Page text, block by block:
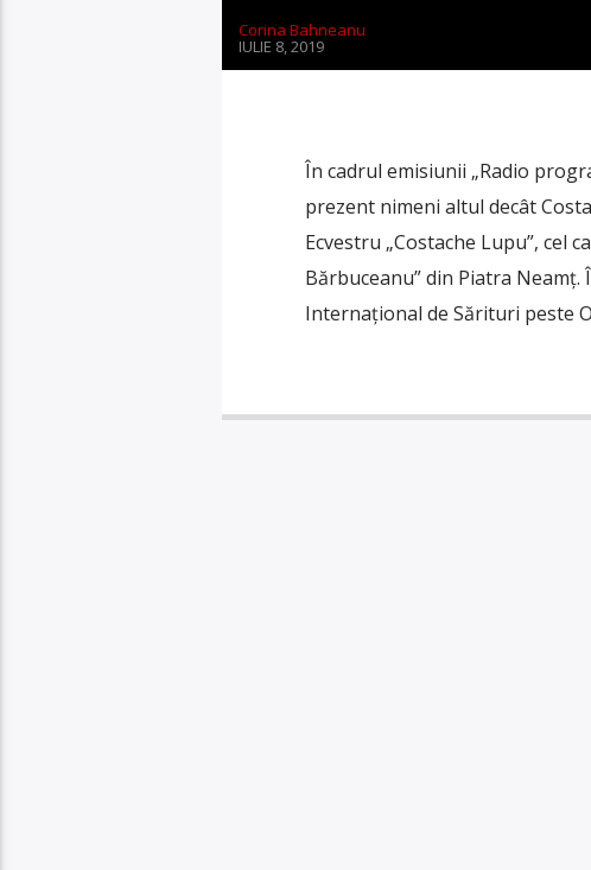
Corina Bahneanu
IULIE 8, 2019
În cadrul emisiunii „Radio
prezent nimeni altul decât
Ecvestru „Costache Lupu”, cel
Bărbuceanu” din Piatra
Internațional de Sărituri peste